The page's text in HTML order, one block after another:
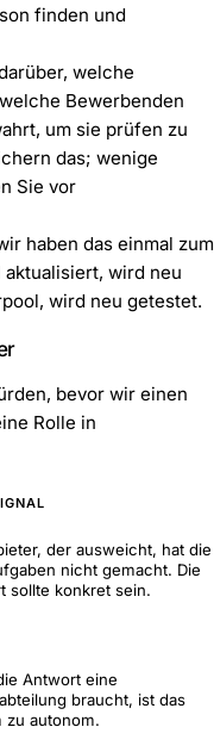
finden und
welche
Bewerbenden
um sie prüfen zu
das; wenige
Sie vor
haben das einmal zum
aktualisiert, wird neu
wird neu getestet.
bevor wir einen
Rolle in
der ausweicht, hat die
nicht gemacht. Die
sollte konkret sein.
Antwort eine
braucht, ist das
zu autonom.